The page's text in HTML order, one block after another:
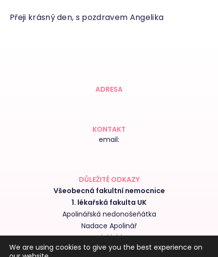
Přeji krásný den, s pozdravem Angelika
ADRESA
KONTAKT
email:
DŮLEŽITÉ ODKAZY
Všeobecná fakultní nemocnice
1. lékařská fakulta UK
Apolinářská nedonošeňátka
Nadace Apolinář
Nedoklubko
Výroční zprávy kliniky
We are using cookies to give you the best experience on